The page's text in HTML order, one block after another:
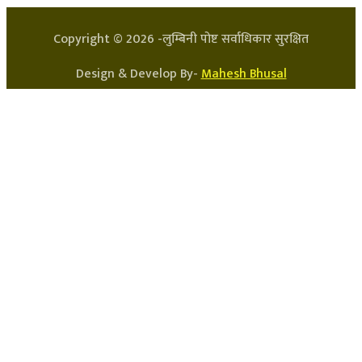
Copyright ©2026 -लुम्बिनी पोष्ट सर्वाधिकार सुरक्षित
Design & Develop By-Mahesh Bhusal